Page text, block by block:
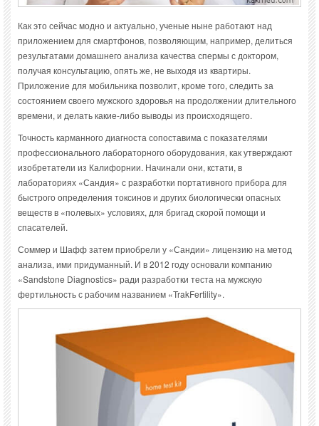
Как это сейчас модно и актуально, ученые ныне работают над
приложением для смартфонов, позволяющим, например, делиться
результатами домашнего анализа качества спермы с доктором,
получая консультацию, опять же, не выходя из квартиры.
Приложение для мобильника позволит, кроме того, следить за
состоянием своего мужского здоровья на продолжении длительного
времени, и делать какие-либо выводы из происходящего.
Точность карманного диагноста сопоставима с показателями
профессионального лабораторного оборудования, как утверждают
изобретатели из Калифорнии. Начинали они, кстати, в
лабораториях «Сандия» с разработки портативного прибора для
быстрого определения токсинов и других биологически опасных
веществ в «полевых» условиях, для бригад скорой помощи и
спасателей.
Соммер и Шафф затем приобрели у «Сандии» лицензию на метод
анализа, ими придуманный. И в 2012 году основали компанию
«Sandstone Diagnostics» ради разработки теста на мужскую
фертильность с рабочим названием «TrakFertility».